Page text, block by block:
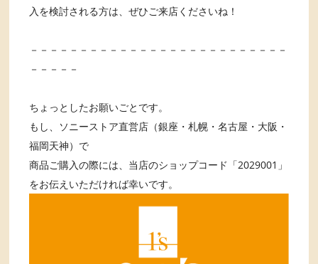
入を検討される方は、ぜひご来店くださいね！
－－－－－－－－－－－－－－－－－－－－－－－－－－
－－－－－
ちょっとしたお願いごとです。
もし、ソニーストア直営店（銀座・札幌・名古屋・大阪・
福岡天神）で
商品ご購入の際には、当店のショップコード「2029001」
をお伝えいただければ幸いです。